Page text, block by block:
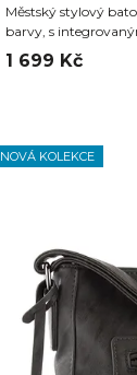
Městský stylový
barvy, s
1 699 Kč
NOVÁ KOLEKCE